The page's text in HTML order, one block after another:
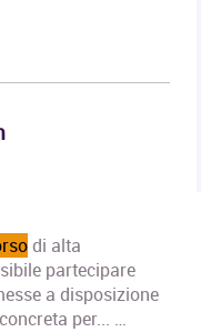
di alta
partecipare
a disposizione
per... …